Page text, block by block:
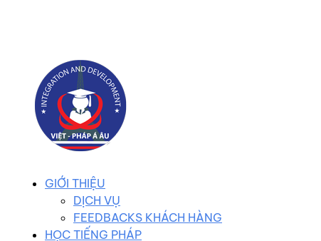
GIỚI THIỆU
DỊCH VỤ
FEEDBACKS KHÁCH HÀNG
HỌC TIẾNG PHÁP